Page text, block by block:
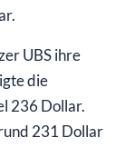
UBS ihre
die
236 Dollar.
231 Dollar